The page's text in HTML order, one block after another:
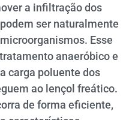
a infiltração dos
ser naturalmente
Esse
anaeróbico e
carga poluente dos
ao lençol freático.
de forma eficiente,